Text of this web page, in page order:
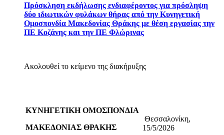
Πρόσκληση εκδήλωσης ενδιαφέροντος για πρόσληψη
δύο ιδιωτικών φυλάκων θήρας από την Κυνηγετική
Ομοσπονδία Μακεδονίας Θράκης με θέση εργασίας την
ΠΕ Κοζάνης και την ΠΕ Φλώρινας
Ακολουθεί το κείμενο της διακήρυξης
ΚΥΝΗΓΕΤΙΚΗ ΟΜΟΣΠΟΝΔΙΑ
ΜΑΚΕΔΟΝΙΑΣ ΘΡΑΚΗΣ
Θεσσαλονίκη,
15/5/2026